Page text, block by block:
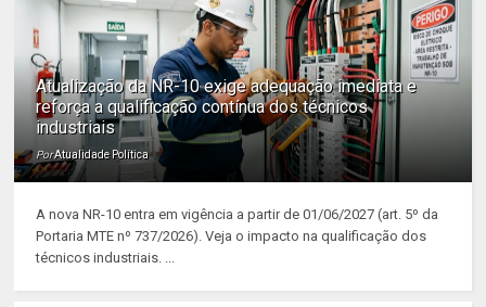
Atualização da NR-10 exige adequação imediata e
reforça a qualificação contínua dos técnicos
industriais
PorAtualidade Política
A nova NR-10 entra em vigência a partir de 01/06/2027 (art. 5º da
Portaria MTE nº 737/2026). Veja o impacto na qualificação dos
técnicos industriais. ...